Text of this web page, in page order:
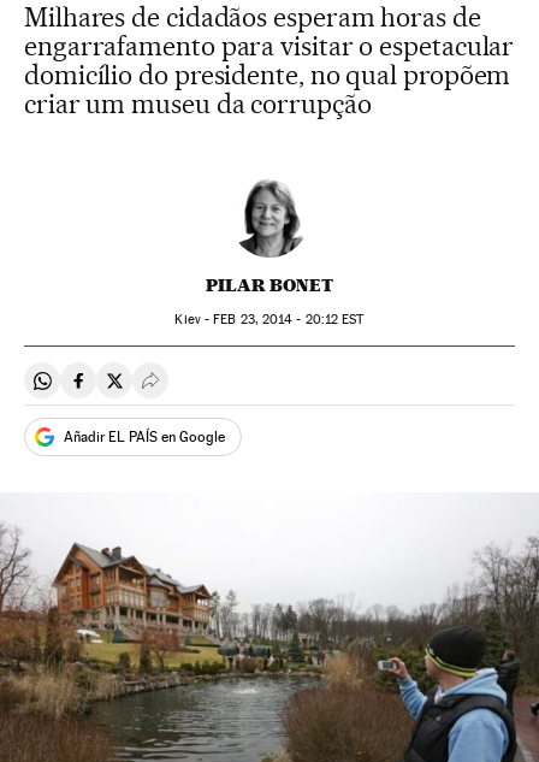
Milhares de cidadãos esperam horas de
engarrafamento para visitar o espetacular
domicílio do presidente, no qual propõem
criar um museu da corrupção
PILAR BONET
Kiev -FEB 23, 2014 - 20:12 EST
Compartir en Whatsapp
Compartir en Facebook
Compartir en Twitter
Desplegar Redes Sociales
Añadir EL PAÍS en Google